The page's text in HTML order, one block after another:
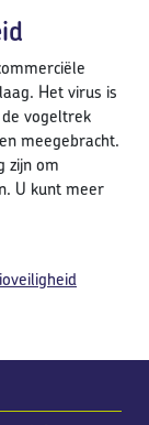
Het virus is
vogeltrek
meegebracht.
zijn om
U kunt meer